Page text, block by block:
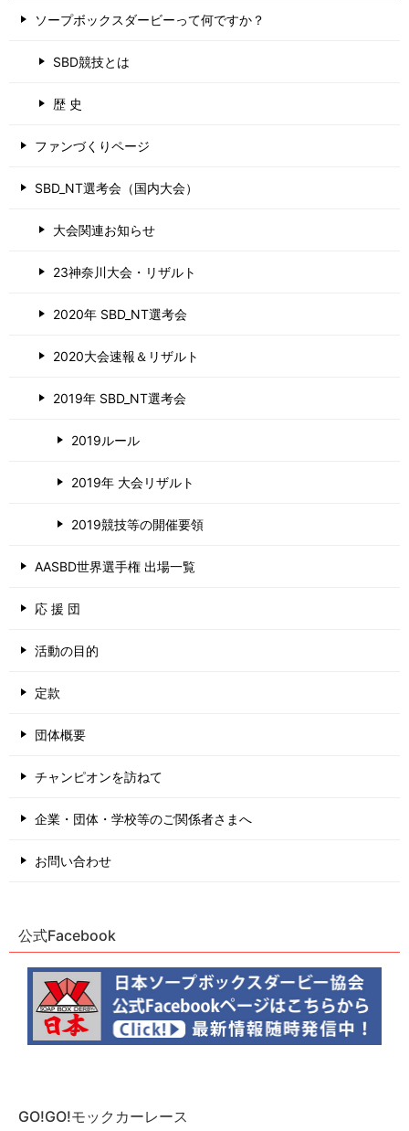
ソープボックスダービーって何ですか？
SBD競技とは
歴 史
ファンづくりページ
SBD_NT選考会（国内大会）
大会関連お知らせ
23神奈川大会・リザルト
2020年 SBD_NT選考会
2020大会速報＆リザルト
2019年 SBD_NT選考会
2019ルール
2019年 大会リザルト
2019競技等の開催要領
AASBD世界選手権 出場一覧
応 援 団
活動の目的
定款
団体概要
チャンピオンを訪ねて
企業・団体・学校等のご関係者さまへ
お問い合わせ
公式Facebook
GO!GO!モックカーレース